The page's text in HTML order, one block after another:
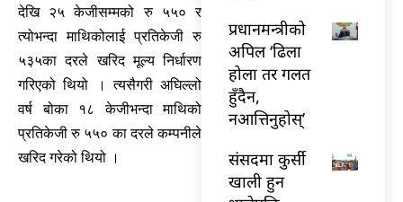
देखि २५ केजीसम्मको रु ५५० र
त्योभन्दा माथिकोलाई प्रतिकेजी रु
५३५का दरले खरिद मूल्य निर्धारण
गरिएको थियो । त्यसैगरी अघिल्लो
वर्ष बोका १८ केजीभन्दा माथिको
प्रतिकेजी रु ५५० का दरले कम्पनीले
खरिद गरेको थियो ।
प्रधानमन्त्रीको
अपिल ‘ढिला
होला तर गलत
हुँदैन,
नआत्तिनुहोस्’
संसदमा कुर्सी
खाली हुन